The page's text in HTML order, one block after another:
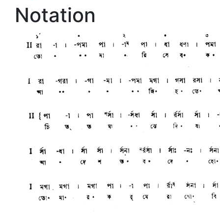
Notation